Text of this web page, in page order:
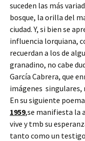
suceden las más
bosque, la orilla del
ciudad. Y, si bien se
influencia lorquiana,
recuerdan a los de
granadino, no cabe
García Cabrera, que
imágenes singulares,
En su siguiente
1959,se manifiesta la
vive y tmb su
tanto como un